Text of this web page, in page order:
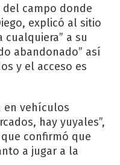
campo donde
explicó al sitio
cualquiera” a su
abandonado” así
y el acceso es
en vehículos
hay yuyales”,
confirmó que
a jugar a la